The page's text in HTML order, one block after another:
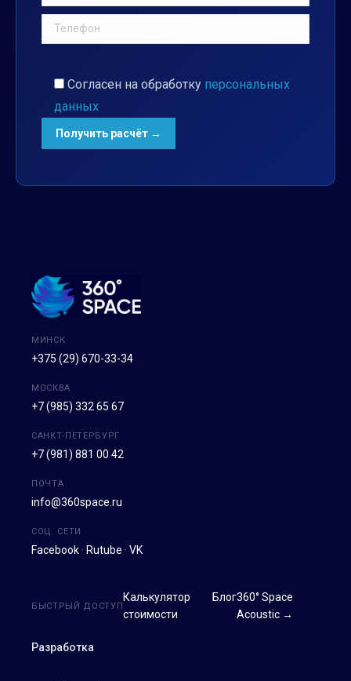
Согласен на обработку персональных
данных
МИНСК
+375 (29) 670-33-34
МОСКВА
+7 (985) 332 65 67
САНКТ-ПЕТЕРБУРГ
+7 (981) 881 00 42
ПОЧТА
info@360space.ru
СОЦ. СЕТИ
Facebook · Rutube · VK
Разработка
БЫСТРЫЙ ДОСТУП
Калькулятор
стоимости
Блог360° Space
Acoustic →